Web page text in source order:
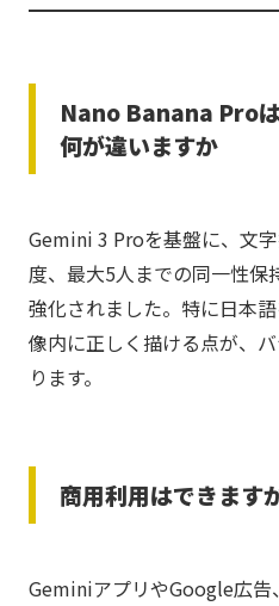
Nano Banana Pro
何が違いますか
Gemini 3 Proを基盤に、文
度、最大5人までの同一性保
強化されました。特に日本
像内に正しく描ける点が、
ります。
商用利用はできます
GeminiアプリやGoogle広